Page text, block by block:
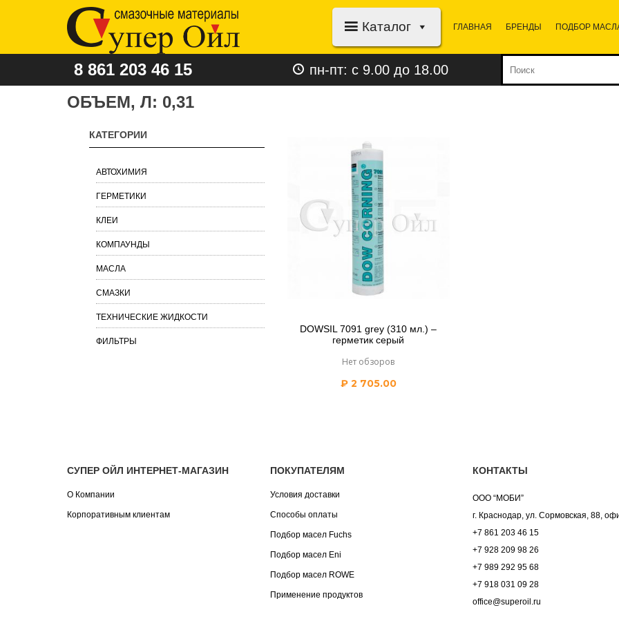
Каталог ГЛАВНАЯ БРЕНДЫ ПОДБОР
8 861 203 46 15 пн-пт: с 9.00 до 18.00
ОБЪЕМ, Л: 0,31
КАТЕГОРИИ
АВТОХИМИЯ
ГЕРМЕТИКИ
КЛЕИ
КОМПАУНДЫ
МАСЛА
СМАЗКИ
ТЕХНИЧЕСКИЕ ЖИДКОСТИ
ФИЛЬТРЫ
DOWSIL 7091 grey (310 мл.) –
герметик серый
Нет обзоров
₽2 705.00
СУПЕР ОЙЛ ИНТЕРНЕТ-МАГАЗИН
О Компании
Корпоративным клиентам
ПОКУПАТЕЛЯМ
Условия доставки
Способы оплаты
Подбор масел Fuchs
Подбор масел Eni
Подбор масел ROWE
Применение продуктов
КОНТАКТЫ
ООО “МОБИ”
г. Краснодар, ул. Сормовская, 88,
+7 861 203 46 15
+7 928 209 98 26
+7 989 292 95 68
+7 918 031 09 28
office@superoil.ru